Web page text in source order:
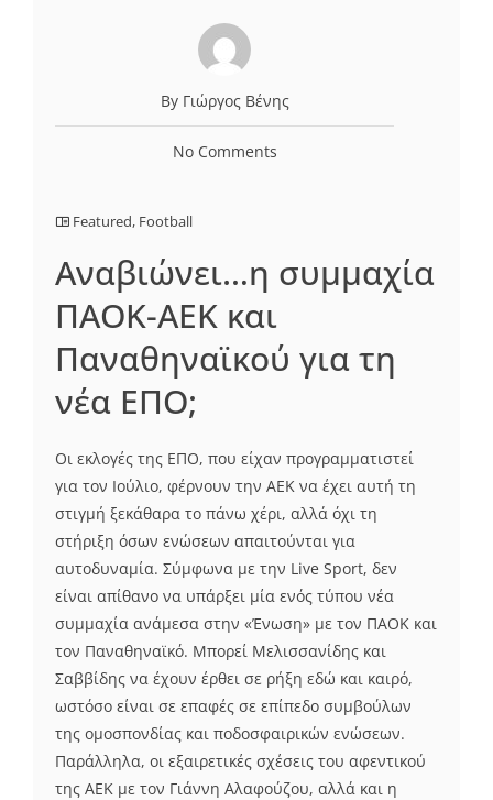
By Γιώργος Βένης
No Comments
Featured, Football
Aναβιώνει…η συμμαχία
ΠΑΟΚ-ΑΕΚ και
Παναθηναϊκού για τη
νέα ΕΠΟ;
Οι εκλογές της ΕΠΟ, που είχαν προγραμματιστεί
για τον Ιούλιο, φέρνουν την ΑΕΚ να έχει αυτή τη
στιγμή ξεκάθαρα το πάνω χέρι, αλλά όχι τη
στήριξη όσων ενώσεων απαιτούνται για
αυτοδυναμία. Σύμφωνα με την Live Sport, δεν
είναι απίθανο να υπάρξει μία ενός τύπου νέα
συμμαχία ανάμεσα στην «Ένωση» με τον ΠΑΟΚ και
τον Παναθηναϊκό. Μπορεί Μελισσανίδης και
Σαββίδης να έχουν έρθει σε ρήξη εδώ και καιρό,
ωστόσο είναι σε επαφές σε επίπεδο συμβούλων
της ομοσπονδίας και ποδοσφαιρικών ενώσεων.
Παράλληλα, οι εξαιρετικές σχέσεις του αφεντικού
της ΑΕΚ με τον Γιάννη Αλαφούζου, αλλά και η